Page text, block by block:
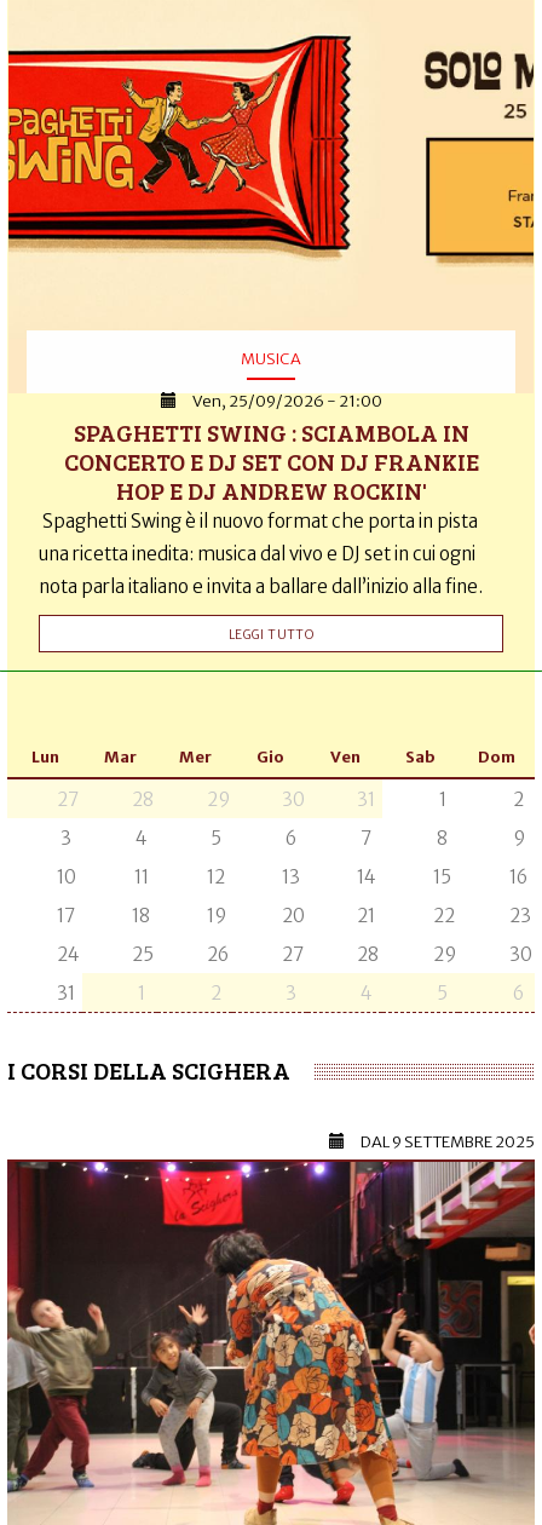
MUSICA
Ven, 25/09/2026 - 21:00
SPAGHETTI SWING : SCIAMBOLA IN
CONCERTO E DJ SET CON DJ FRANKIE
HOP E DJ ANDREW ROCKIN'
Spaghetti Swing è il nuovo format che porta in pista
una ricetta inedita: musica dal vivo e DJ set in cui ogni
nota parla italiano e invita a ballare dall’inizio alla fine.
LEGGI TUTTO
Lun Mar Mer Gio Ven Sab Dom
27 28 29 30 31 1
2
3
4 5 6 7 8
9
10
11 12 13 14 15
16
17
18 19 20 21 22
23
24
25 26 27 28 29
30
31
1 2 3 4 5 6
I CORSI DELLA SCIGHERA
DAL9 SETTEMBRE 2025